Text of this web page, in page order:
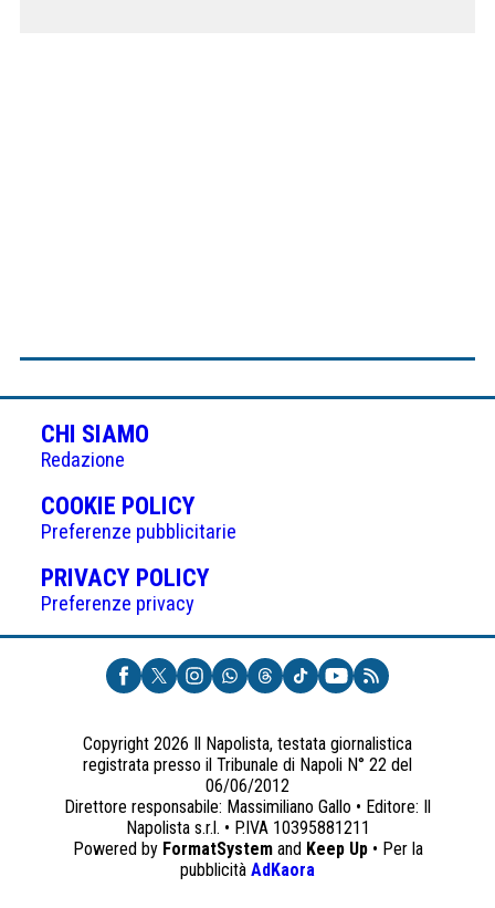
CHI SIAMO
Redazione
COOKIE POLICY(APRE
IN
UNA
NUOVA
Preferenze pubblicitarie
PRIVACY POLICY(APRE
UNA
NUOVA
SCHEDA)
Preferenze privacy
Copyright 2026 Il Napolista, testata giornalistica
registrata presso il Tribunale di Napoli N° 22 del
06/06/2012
Direttore responsabile: Massimiliano Gallo • Editore: Il
Napolista s.r.l. • P.IVA 10395881211
Powered by FormatSystemand Keep Up• Per la
pubblicità AdKaora